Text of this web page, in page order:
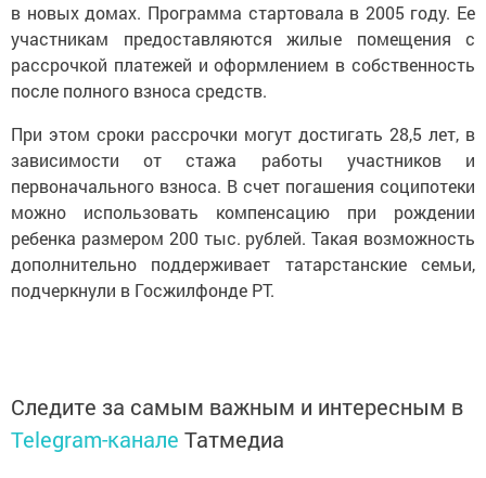
в новых домах. Программа стартовала в 2005 году. Ее
участникам предоставляются жилые помещения с
рассрочкой платежей и оформлением в собственность
после полного взноса средств.
При этом сроки рассрочки могут достигать 28,5 лет, в
зависимости от стажа работы участников и
первоначального взноса. В счет погашения соципотеки
можно использовать компенсацию при рождении
ребенка размером 200 тыс. рублей. Такая возможность
дополнительно поддерживает татарстанские семьи,
подчеркнули в Госжилфонде РТ.
Следите за самым важным и интересным в
Telegram-канале Татмедиа